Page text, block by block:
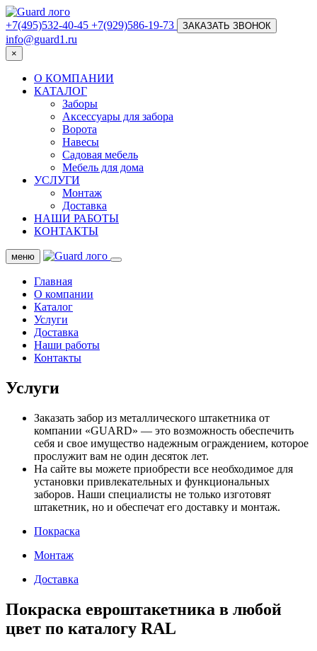
+7(495)532-40-45 +7(929)586-19-73 ЗАКАЗАТЬ ЗВОНОК
info@guard1.ru
×
О КОМПАНИИ
КАТАЛОГ
Заборы
Аксессуары для забора
Ворота
Навесы
Садовая мебель
Мебель для дома
УСЛУГИ
Монтаж
Доставка
НАШИ РАБОТЫ
КОНТАКТЫ
меню
Главная
О компании
Каталог
Услуги
Доставка
Наши работы
Контакты
Услуги
Заказать забор из металлического штакетника от
компании «GUARD» — это возможность обеспечить
себя и свое имущество надежным ограждением, которое
прослужит вам не один десяток лет.
На сайте вы можете приобрести все необходимое для
установки привлекательных и функциональных
заборов. Наши специалисты не только изготовят
штакетник, но и обеспечат его доставку и монтаж.
Покраска
Монтаж
Доставка
Покраска евроштакетника в любой
цвет по каталогу RAL